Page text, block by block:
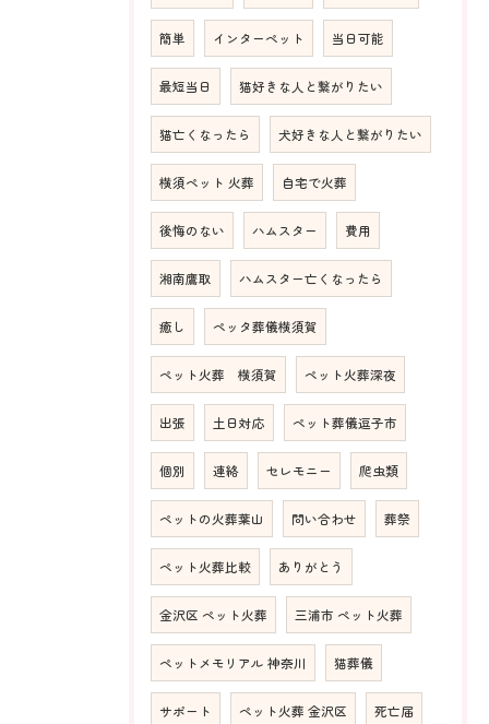
簡単 インターペット 当日可能
最短当日 猫好きな人と繋がりたい
猫亡くなったら 犬好きな人と繋がりたい
横須ペット 火葬 自宅で火葬
後悔のない ハムスター 費用
湘南鷹取 ハムスター亡くなったら
癒し ペッタ葬儀横須賀
ペット火葬 横須賀 ペット火葬深夜
出張 土日対応 ペット葬儀逗子市
個別 連絡 セレモニー 爬虫類
ペットの火葬葉山 問い合わせ 葬祭
ペット火葬比較 ありがとう
金沢区 ペット火葬 三浦市 ペット火葬
ペットメモリアル 神奈川 猫葬儀
サポート ペット火葬 金沢区 死亡届